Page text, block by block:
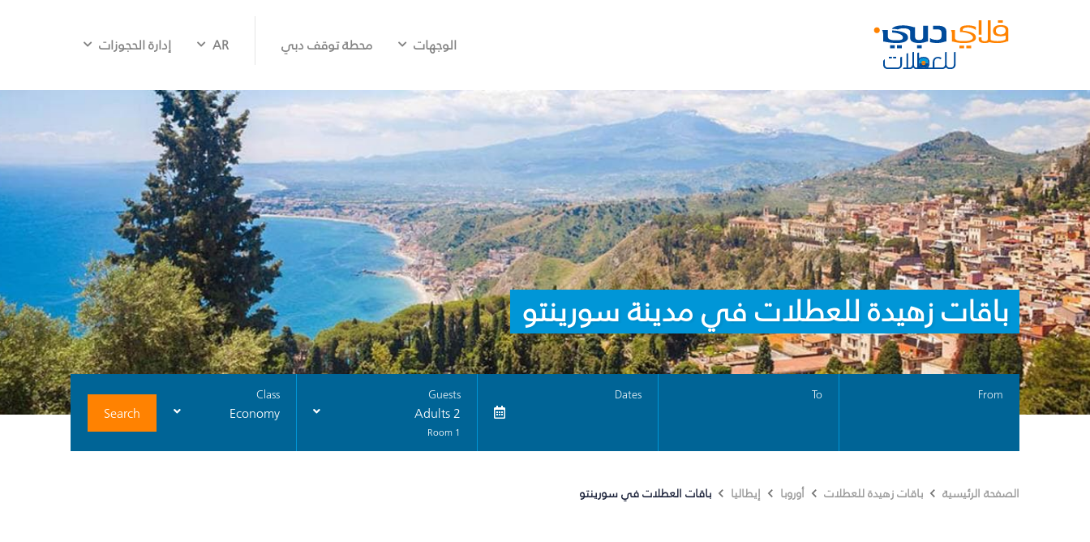
الوجهات محطة توقف دبي AR إدارة الحجوزات
باقات زهيدة للعطلات في مدينة سورينتو
From
To
Dates
Guests
2 Adults
1 Room
Class
Economy
Search
الصفحة الرئيسية باقات زهيدة للعطلات أوروبا إيطاليا باقات العطلات في سورينتو